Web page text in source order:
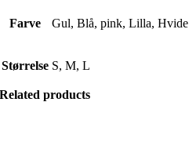
Farve Gul, Blå, pink, Lilla, Hvide
Størrelse S, M, L
Related products